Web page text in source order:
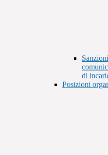
di
Posizioni